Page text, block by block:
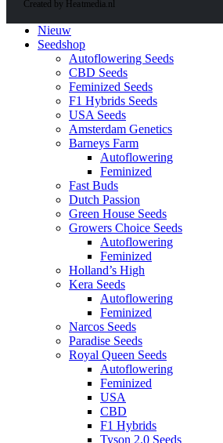
Created by Heatmedia.nl
Nieuw
Seedshop
Autoflowering Seeds
CBD Seeds
Feminized Seeds
F1 Hybrids Seeds
USA Seeds
Amsterdam Genetics
Barneys Farm
Autoflowering
Feminized
Fast Buds
Dutch Passion
Green House Seeds
Growers Choice Seeds
Autoflowering
Feminized
Holland’s High
Kera Seeds
Autoflowering
Feminized
Narcos Seeds
Paradise Seeds
Royal Queen Seeds
Autoflowering
Feminized
USA
CBD
F1 Hybrids
Tyson 2.0 Seeds